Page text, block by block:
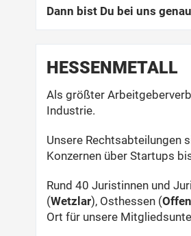
Dann bist Du bei uns
HESSENMETALL
Als größter
Industrie.
Unsere Rechtsabteilungen
Konzernen über Startups
Rund 40 Juristinnen und
(Wetzlar), Osthessen (
Ort für unsere